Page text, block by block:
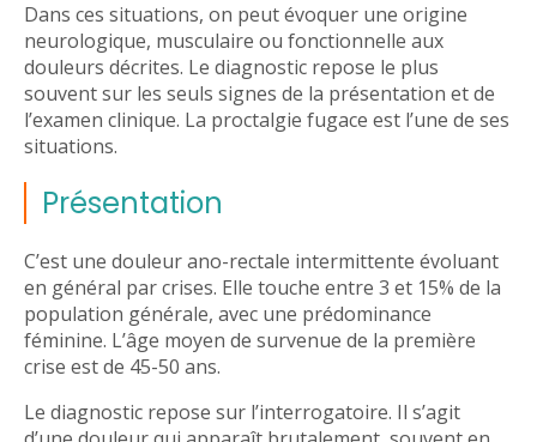
Dans ces situations, on peut évoquer une origine
neurologique, musculaire ou fonctionnelle aux
douleurs décrites. Le diagnostic repose le plus
souvent sur les seuls signes de la présentation et de
l’examen clinique. La proctalgie fugace est l’une de ses
situations.
Présentation
C’est une douleur ano-rectale intermittente évoluant
en général par crises. Elle touche entre 3 et 15% de la
population générale, avec une prédominance
féminine. L’âge moyen de survenue de la première
crise est de 45-50 ans.
Le diagnostic repose sur l’interrogatoire. Il s’agit